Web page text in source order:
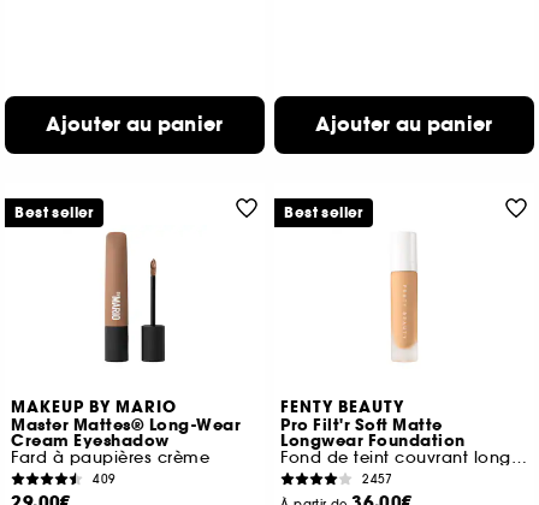
Ajouter au panier Ajouter au panier
MAKEUP BY MARIO
Master Mattes® Long-Wear
Cream Eyeshadow
Fard à paupières crème
409
Best seller
FENTY BEAUTY
Pro Filt'r Soft Matte
Longwear Foundation
Fond de teint couvrant longue tenue
2457
Best seller